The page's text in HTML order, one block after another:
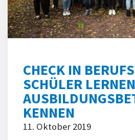
CHECK IN
SCHÜLER LERNEN
KENNEN
11. Oktober 2019